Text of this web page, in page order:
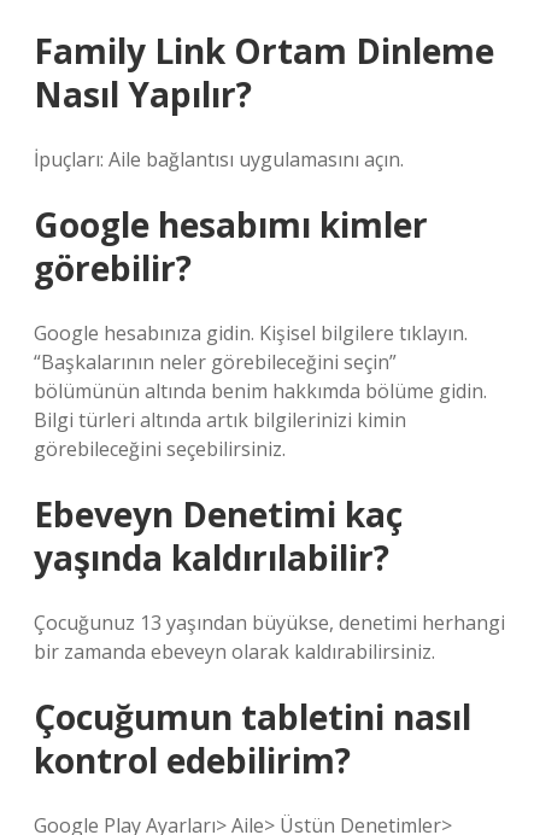
Family Link Ortam Dinleme
Nasıl Yapılır?
İpuçları: Aile bağlantısı uygulamasını açın.
Google hesabımı kimler
görebilir?
Google hesabınıza gidin. Kişisel bilgilere tıklayın.
“Başkalarının neler görebileceğini seçin”
bölümünün altında benim hakkımda bölüme gidin.
Bilgi türleri altında artık bilgilerinizi kimin
görebileceğini seçebilirsiniz.
Ebeveyn Denetimi kaç
yaşında kaldırılabilir?
Çocuğunuz 13 yaşından büyükse, denetimi herhangi
bir zamanda ebeveyn olarak kaldırabilirsiniz.
Çocuğumun tabletini nasıl
kontrol edebilirim?
Google Play Ayarları> Aile> Üstün Denetimler>